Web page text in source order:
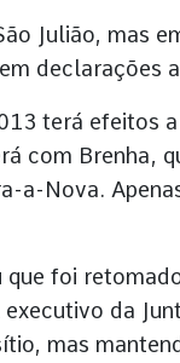
Julião, mas
declarações
terá efeitos
com Brenha,
a-Nova.
que foi
da
mas